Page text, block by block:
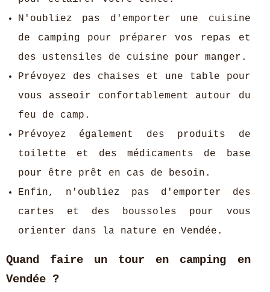
N'oubliez pas d'emporter une cuisine
de camping pour préparer vos repas et
des ustensiles de cuisine pour manger.
Prévoyez des chaises et une table pour
vous asseoir confortablement autour du
feu de camp.
Prévoyez également des produits de
toilette et des médicaments de base
pour être prêt en cas de besoin.
Enfin, n'oubliez pas d'emporter des
cartes et des boussoles pour vous
orienter dans la nature en Vendée.
Quand faire un tour en camping en
Vendée ?